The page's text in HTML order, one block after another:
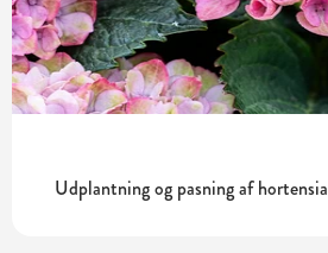
Udplantning og pasning af hortensia